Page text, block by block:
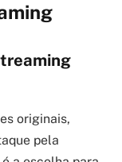
originais,
pela